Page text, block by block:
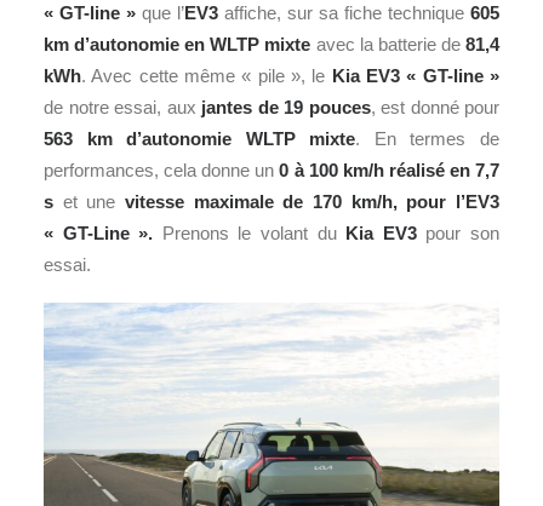
« GT-line » que l’EV3 affiche, sur sa fiche technique 605
km d’autonomie en WLTP mixte avec la batterie de81,4
kWh. Avec cette même « pile », le Kia EV3 « GT-line »
de notre essai, aux jantes de 19 pouces, est donné pour
563 km d’autonomie WLTP mixte. En termes de
performances, cela donne un0 à 100 km/h réalisé en 7,7
s et une vitesse maximale de 170 km/h, pour l’EV3
« GT-Line ». Prenons le volant du Kia EV3 pour son
essai.